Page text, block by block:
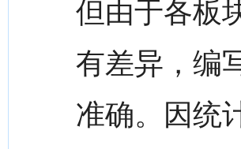
但由于各板
有差异，编
准确。因统